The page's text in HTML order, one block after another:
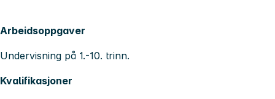
Arbeidsoppgaver
Undervisning på 1.-10. trinn.
Kvalifikasjoner